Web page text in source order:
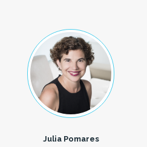
Julia Pomares